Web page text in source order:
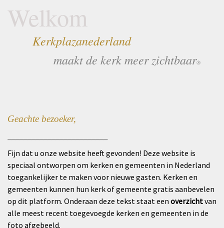
Welkom
Kerkplazanederland
maakt de kerk meer zichtbaar®
Geachte bezoeker,
Fijn dat u onze website heeft gevonden! Deze website is
speciaal ontworpen om kerken en gemeenten in Nederland
toegankelijker te maken voor nieuwe gasten. Kerken en
gemeenten kunnen hun kerk of gemeente gratis aanbevelen
op dit platform. Onderaan deze tekst staat een overzichtvan
alle meest recent toegevoegde kerken en gemeenten in de
foto afgebeeld.